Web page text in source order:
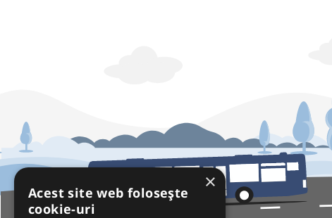
×
Acest site web folosește
cookie-uri